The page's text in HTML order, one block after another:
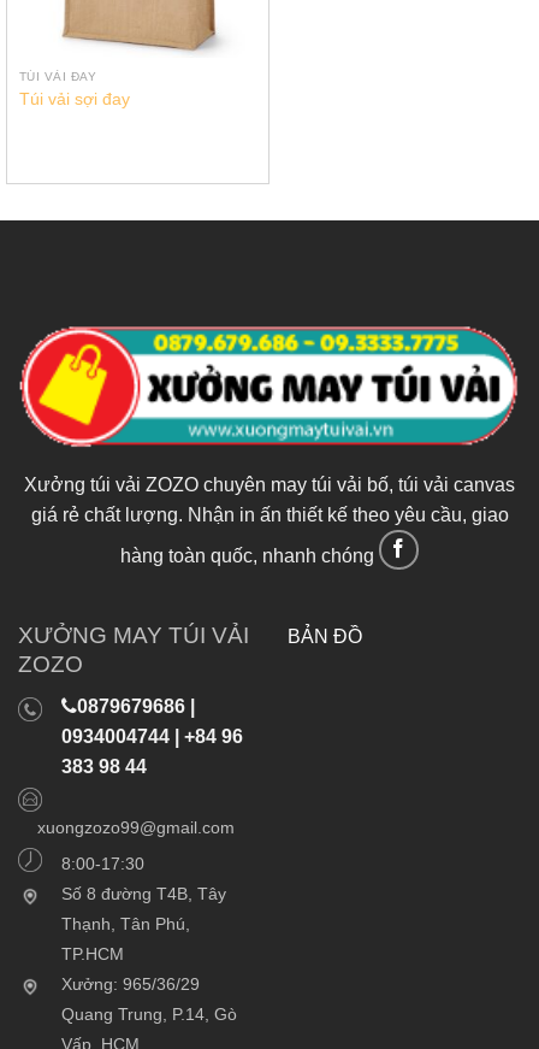
TÚI VẢI ĐAY
Túi vải sợi đay
Xưởng túi vải ZOZO chuyên may túi vải bố, túi vải canvas
giá rẻ chất lượng. Nhận in ấn thiết kế theo yêu cầu, giao
hàng toàn quốc, nhanh chóng
XƯỞNG MAY TÚI VẢI
ZOZO
0879679686 |
0934004744 | +84 96
383 98 44
xuongzozo99@gmail.com
8:00-17:30
Số 8 đường T4B, Tây
Thạnh, Tân Phú,
TP.HCM
Xưởng: 965/36/29
Quang Trung, P.14, Gò
Vấp, HCM
BẢN ĐỒ